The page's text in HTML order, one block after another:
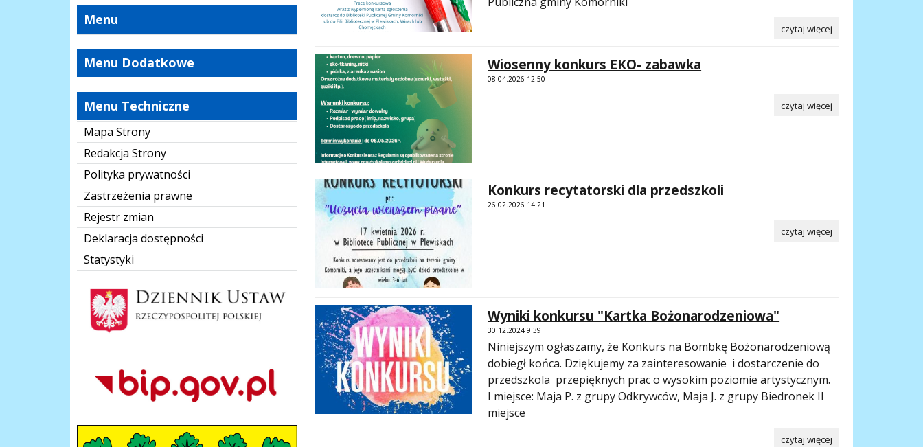
Menu
Menu Dodatkowe
Menu Techniczne
Mapa Strony
Redakcja Strony
Polityka prywatności
Zastrzeżenia prawne
Rejestr zmian
Deklaracja dostępności
Statystyki
herb-gmina
czytaj więcej
Wiosenny konkurs EKO- zabawka
08.04.2026 12:50
czytaj więcej
Konkurs recytatorski dla przedszkoli
26.02.2026 14:21
czytaj więcej
Wyniki konkursu "Kartka Bożonarodzeniowa"
30.12.2024 9:39
Niniejszym ogłaszamy, że Konkurs na Bombkę Bożonarodzeniową
dobiegł końca. Dziękujemy za zainteresowanie i dostarczenie do
przedszkola przepięknych prac o wysokim poziomie artystycznym.
I miejsce: Maja P. z grupy Odkrywców, Maja J. z grupy Biedronek II
miejsce
czytaj więcej